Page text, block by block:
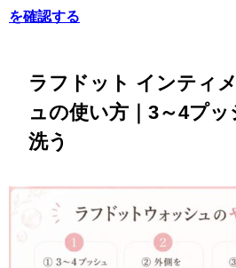
を確認する
ラフドット インティ
ュの使い方｜3～4プ
洗う